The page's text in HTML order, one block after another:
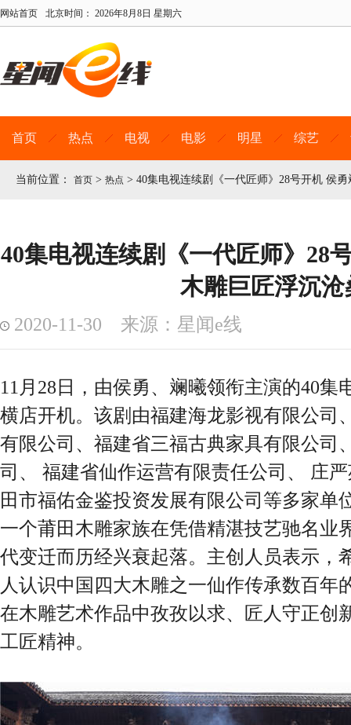
网站首页 北京时间： 2026年8月8日 星期六
首页 热点 电视 电影 明星 综艺
当前位置： 首页 > 热点 > 40集电视连续剧《一代匠师》28号开机 侯
40集电视连续剧《一代匠师》28
木雕巨匠浮沉沧
2020-11-30 来源：星闻e线
11月28日，由侯勇、斓曦领衔主演的40集
横店开机。该剧由福建海龙影视有限公司
有限公司、福建省三福古典家具有限公司
司、 福建省仙作运营有限责任公司、 庄
田市福佑金鉴投资发展有限公司等多家单
一个莆田木雕家族在凭借精湛技艺驰名业
代变迁而历经兴衰起落。主创人员表示，
人认识中国四大木雕之一仙作传承数百年
在木雕艺术作品中孜孜以求、匠人守正创
工匠精神。